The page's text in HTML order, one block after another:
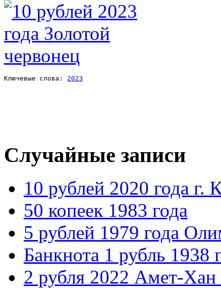
Ключевые слова: 2023
Случайные записи
10 рублей 2020 года г.
50 копеек 1983 года
5 рублей 1979 года
Банкнота 1 рубль 1938
2 рубля 2022 Амет-Хан